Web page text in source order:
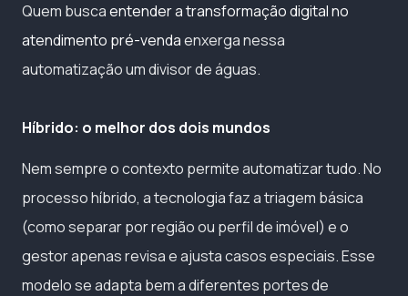
Quem buscaentender a transformação digital no
atendimento pré-vendaenxerga nessa
automatização um divisor de águas.
Híbrido: o melhor dos dois mundos
Nem sempre o contexto permite automatizar tudo. No
processo híbrido, a tecnologia faz a triagem básica
(como separar por região ou perfil de imóvel) e o
gestor apenas revisa e ajusta casos especiais. Esse
modelo se adapta bem a diferentes portes de